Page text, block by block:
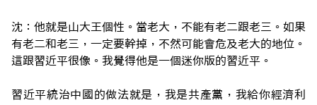
沈：他就是山大王個性。當老大，不能有老二跟老三。如果
有老二和老三，一定要幹掉，不然可能會危及老大的地位。
這跟習近平很像。我覺得他是一個迷你版的習近平。
習近平統治中國的做法就是，我是共產黨，我給你經濟利